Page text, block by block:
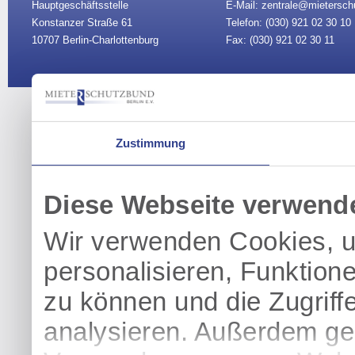
Zustimmung
Diese Webseite
Wir verwenden Cookies,
personalisieren,
zu können und die
analysieren. Außerdem
Hauptgeschäftsstelle
Konstanzer Straße 61
10707 Berlin-Charlottenburg
E-Mail:
Telefon: (030) 921 02 30 10
Fax: (030) 921 02 30 11